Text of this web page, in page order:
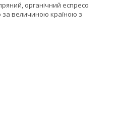
органічний еспресо
за величиною країною з